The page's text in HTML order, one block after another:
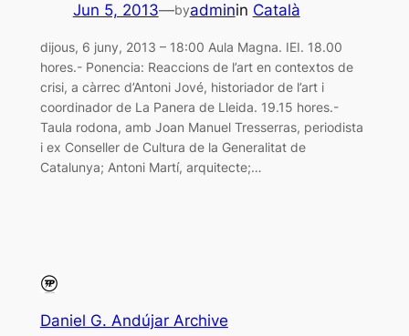
Jun 5, 2013—byadminin Català
dijous, 6 juny, 2013 – 18:00 Aula Magna. IEI. 18.00
hores.- Ponencia: Reaccions de l’art en contextos de
crisi, a càrrec d’Antoni Jové, historiador de l’art i
coordinador de La Panera de Lleida. 19.15 hores.-
Taula rodona, amb Joan Manuel Tresserras, periodista
i ex Conseller de Cultura de la Generalitat de
Catalunya; Antoni Martí, arquitecte;…
Daniel G. Andújar Archive